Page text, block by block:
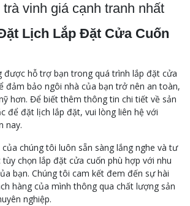
vinh giá cạnh tranh nhất
Lịch Lắp Đặt Cửa Cuốn
được hỗ trợ bạn trong quá trình lắp đặt cửa
đảm bảo ngôi nhà của bạn trở nên an toàn,
hơn. Để biết thêm thông tin chi tiết về sản
để đặt lịch lắp đặt, vui lòng liên hệ với
nay.
chúng tôi luôn sẵn sàng lắng nghe và tư
tùy chọn lắp đặt cửa cuốn phù hợp với nhu
bạn. Chúng tôi cam kết đem đến sự hài
hàng của mình thông qua chất lượng sản
nghiệp.